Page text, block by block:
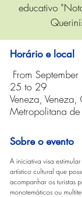
educativo
Horário e local
From
25 to 29
Veneza,
Metropolitana de
Sobre o evento
A iniciativa visa
artístico cultural que
acompanhar os turistas
monotemáticos ou